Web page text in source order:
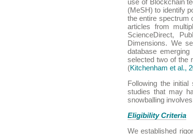
use of Blockchain
(MeSH) to identify
the entire spectrum
articles from
ScienceDirect,
Dimensions. We
database
selected two of the
(Kitchenham et al.,
Following the
studies that may
snowballing
Eligibility Criteria
We established